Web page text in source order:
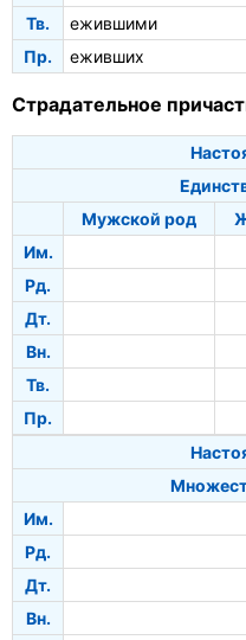
Тв.
ежившими
Пр.
еживших
Страдательное
Мужской род
Им.
Рд.
Дт.
Вн.
Тв.
Пр.
Им.
Рд.
Дт.
Вн.